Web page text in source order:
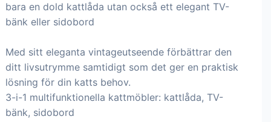
bara en dold kattlåda utan också ett elegant TV-
bänk eller sidobord
Med sitt eleganta vintageutseende förbättrar den
ditt livsutrymme samtidigt som det ger en praktisk
lösning för din katts behov.
3-i-1 multifunktionella kattmöbler: kattlåda, TV-
bänk, sidobord